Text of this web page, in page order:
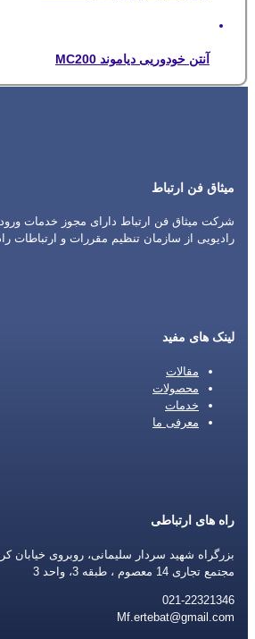
آنتن خودوریی دیاموند MC200
میثاق فن ارتباط
شرکت میثاق فن ارتباط دارای مجوز خدمات
رادیویی از سازمان تنظیم مقررات و ارتباطات
لینک های مفید
مقالات
محصولات
خدمات
معرفی ما
راه های ارتباطی
بزرگراه شهید سردار سلیمانی، روبروی خیابان
مجتمع تجاری 14 معصوم ، طبقه 3، واحد 3
021-22321346
Mf.ertebat@gmail.com